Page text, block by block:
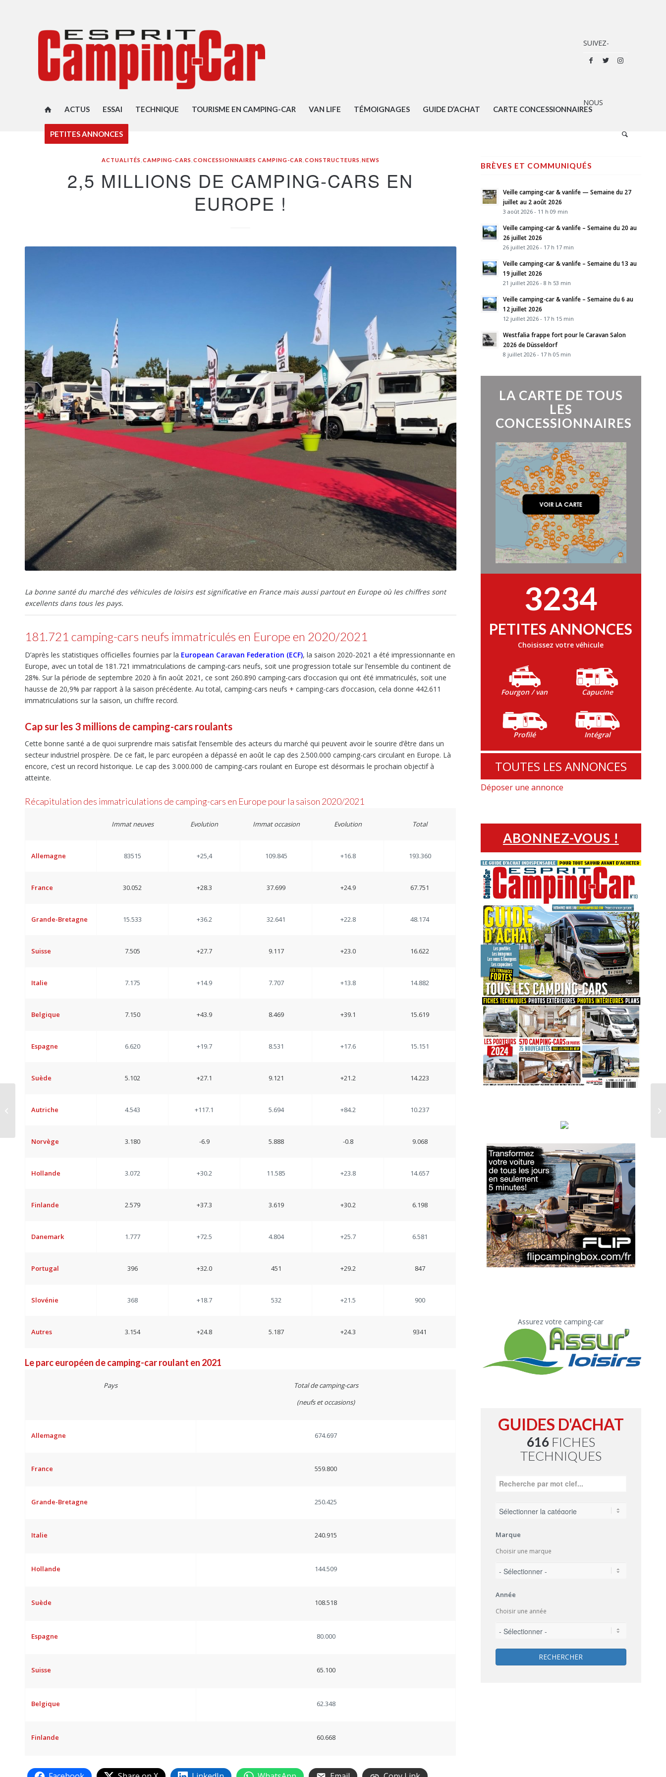
ACTUS ESSAI TECHNIQUE TOURISME EN CAMPING-CAR VAN LIFE TÉMOIGNAGES GUIDE D’ACHAT CARTE CONCESSIONNAIRES
PETITES ANNONCES
ACTUALITÉS CAMPING-CARS CONCESSIONNAIRES CAMPING-CAR CONSTRUCTEURS NEWS
2,5 MILLIONS DE CAMPING-CARS EN
EUROPE !
La bonne santé du marché des véhicules de loisirs est significative en France mais aussi partout en Europe où les chiffres sont
excellents dans tous les pays.
181.721 camping-cars neufs immatriculés en Europe en 2020/2021
D’après les statistiques officielles fournies par la European Caravan Federation (ECF), la saison 2020-2021 a été impressionnante en
Europe, avec un total de 181.721 immatriculations de camping-cars neufs, soit une progression totale sur l’ensemble du continent de
28%. Sur la période de septembre 2020 à fin août 2021, ce sont 260.890 camping-cars d’occasion qui ont été immatriculés, soit une
hausse de 20,9% par rapport à la saison précédente. Au total, camping-cars neufs + camping-cars d’occasion, cela donne 442.611
immatriculations sur la saison, un chiffre record.
Cap sur les 3 millions de camping-cars roulants
Cette bonne santé a de quoi surprendre mais satisfait l’ensemble des acteurs du marché qui peuvent avoir le sourire d’être dans un
secteur industriel prospère. De ce fait, le parc européen a dépassé en août le cap des 2.500.000 camping-cars circulant en Europe. Là
encore, c’est un record historique. Le cap des 3.000.000 de camping-cars roulant en Europe est désormais le prochain objectif à
atteinte.
Récapitulation des immatriculations de camping-cars en Europe pour la saison 2020/2021
Immat neuves Evolution Immat occasion Evolution Total
Allemagne 83515 +25,4 109.845 +16.8 193.360
France 30.052 +28.3 37.699 +24.9 67.751
Grande-Bretagne 15.533 +36.2 32.641 +22.8 48.174
Suisse 7.505 +27.7 9.117 +23.0 16.622
Italie 7.175 +14.9 7.707 +13.8 14.882
Belgique 7.150 +43.9 8.469 +39.1 15.619
Espagne 6.620 +19.7 8.531 +17.6 15.151
Suède 5.102 +27.1 9.121 +21.2 14.223
Autriche 4.543 +117.1 5.694 +84.2 10.237
Norvège 3.180 -6.9 5.888 -0.8 9.068
Hollande 3.072 +30.2 11.585 +23.8 14.657
Finlande 2.579 +37.3 3.619 +30.2 6.198
Danemark 1.777 +72.5 4.804 +25.7 6.581
Portugal 396 +32.0 451 +29.2 847
Slovénie 368 +18.7 532 +21.5 900
Autres 3.154 +24.8 5.187 +24.3 9341
Le parc européen de camping-car roulant en 2021
Pays
Total de camping-cars
(neufs et occasions)
Allemagne 674.697
France 559.800
Grande-Bretagne 250.425
Italie 240.915
Hollande 144.509
Suède 108.518
Espagne 80.000
Suisse 65.100
Belgique 62.348
Finlande 60.668
BRÈVES ET COMMUNIQUÉS
Veille camping-car & vanlife — Semaine du 27
juillet au 2 août 2026
3 août 2026 - 11 h 09 min
Veille camping-car & vanlife – Semaine du 20 au
26 juillet 2026
26 juillet 2026 - 17 h 17 min
Veille camping-car & vanlife – Semaine du 13 au
19 juillet 2026
21 juillet 2026 - 8 h 53 min
Veille camping-car & vanlife – Semaine du 6 au
12 juillet 2026
12 juillet 2026 - 17 h 15 min
Westfalia frappe fort pour le Caravan Salon
2026 de Düsseldorf
8 juillet 2026 - 17 h 05 min
LA CARTE DE TOUS
LES
CONCESSIONNAIRES
3234
PETITES ANNONCES
Choisissez votre véhicule
Fourgon / van Capucine
Profilé Intégral
TOUTES LES ANNONCES
Déposer une annonce
ABONNEZ-VOUS !
Assurez votre camping-car
GUIDES D'ACHAT
616FICHES
TECHNIQUES
Marque
Choisir une marque
Année
Choisir une année
RECHERCHER
CS Reisemobile Duo,